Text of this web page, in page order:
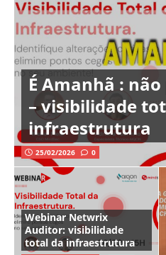
É Amanhã :
– visibilidade
infraestrutura
25/02/2026 0
Webinar Netwrix
Auditor: visibilidade
total da infraestrutura